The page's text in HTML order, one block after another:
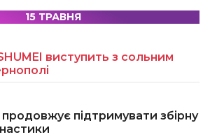
15 ТРАВНЯ
виступить з сольним
підтримувати збірну